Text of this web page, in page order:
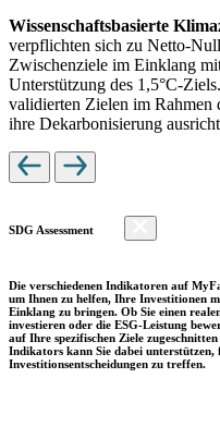
Wissenschaftsbasierte
verpflichten sich zu Netto-
Zwischenziele im Einklang
Unterstützung des 1,5°C-
validierten Zielen im
ihre Dekarbonisierung
SDG Assessment
Die verschiedenen Indikatoren auf
um Ihnen zu helfen, Ihre Investitionen
Einklang zu bringen. Ob Sie einen
investieren oder die ESG-Leistung
auf Ihre spezifischen Ziele
Indikators kann Sie dabei unterstützen,
Investitionsentscheidungen zu treffen.